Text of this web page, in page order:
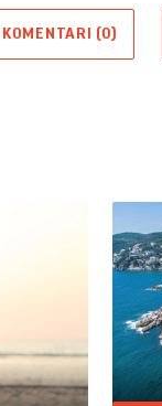
KOMENTARI (0)